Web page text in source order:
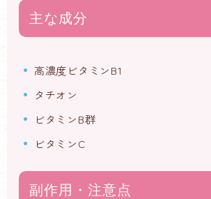
主な成分
高濃度ビタミンB1
タチオン
ビタミンB群
ビタミンC
副作用・注意点